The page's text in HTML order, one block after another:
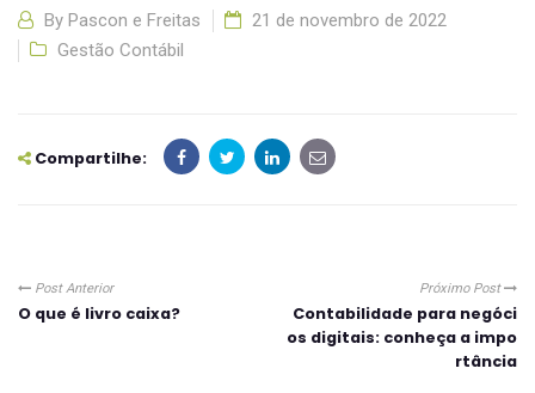
By Pascon e Freitas
21 de novembro de 2022
Gestão Contábil
Compartilhe:
Post Anterior
O que é livro caixa?
Próximo Post
Contabilidade para negóci
os digitais: conheça a impo
rtância